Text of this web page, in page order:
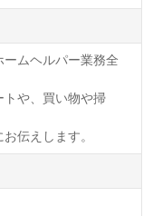
ムヘルパー業務全
トや、買い物や掃
伝えします。